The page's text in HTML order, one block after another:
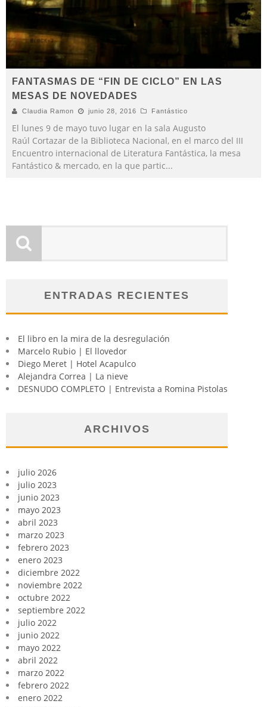
FANTASMAS DE “FIN DE CICLO” EN LAS
MESAS DE NOVEDADES
Claudia Ramon junio 28, 2016 Fantástico
El lunes 9 de mayo tuvo lugar en la sala Augusto
Raúl Cortazar de la Biblioteca Nacional, en el marco del III
Encuentro internacional de Literatura Fantástica, la mesa
Fantástico & mercado, en la que partic...
ENTRADAS RECIENTES
El libro en la mira de la desregulación
Marcelo Rubio | El llovedor
Diego Meret | Hotel Acapulco
Alejandra Correa | La nieve
DESNUDO COMPLETO | Entrevista a Romina Pistolas
ARCHIVOS
julio 2026
julio 2023
junio 2023
mayo 2023
abril 2023
marzo 2023
febrero 2023
enero 2023
diciembre 2022
noviembre 2022
octubre 2022
septiembre 2022
julio 2022
junio 2022
mayo 2022
abril 2022
marzo 2022
febrero 2022
enero 2022